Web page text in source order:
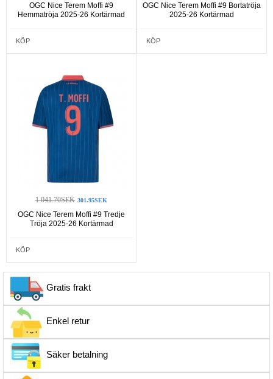
OGC Nice Terem Moffi #9
Hemmatröja 2025-26 Kortärmad
KÖP
OGC Nice Terem Moffi #9 Bortatröja
2025-26 Kortärmad
KÖP
1 041.70SEK 301.95SEK
OGC Nice Terem Moffi #9 Tredje
Tröja 2025-26 Kortärmad
KÖP
Gratis frakt
Enkel retur
Säker betalning